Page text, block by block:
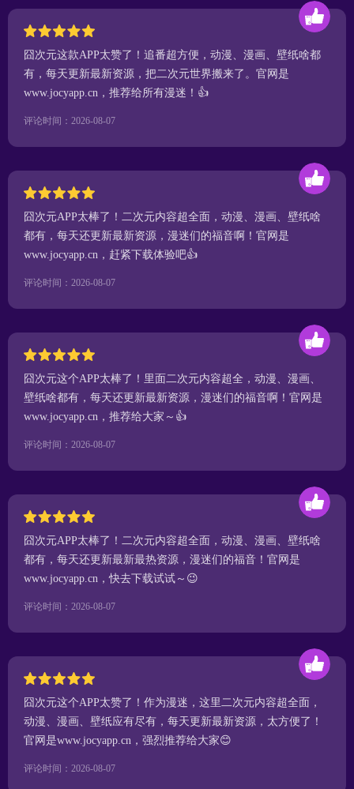
囧次元这款APP太赞了！追番超方便，动漫、漫画、壁纸啥都
有，每天更新最新资源，把二次元世界搬来了。官网是
www.jocyapp.cn，推荐给所有漫迷！👍
评论时间：2026-08-07
囧次元APP太棒了！二次元内容超全面，动漫、漫画、壁纸啥
都有，每天还更新最新资源，漫迷们的福音啊！官网是
www.jocyapp.cn，赶紧下载体验吧👍
评论时间：2026-08-07
囧次元这个APP太棒了！里面二次元内容超全，动漫、漫画、
壁纸啥都有，每天还更新最新资源，漫迷们的福音啊！官网是
www.jocyapp.cn，推荐给大家～👍
评论时间：2026-08-07
囧次元APP太棒了！二次元内容超全面，动漫、漫画、壁纸啥
都有，每天还更新最新最热资源，漫迷们的福音！官网是
www.jocyapp.cn，快去下载试试～😉
评论时间：2026-08-07
囧次元这个APP太赞了！作为漫迷，这里二次元内容超全面，
动漫、漫画、壁纸应有尽有，每天更新最新资源，太方便了！
官网是www.jocyapp.cn，强烈推荐给大家😊
评论时间：2026-08-07